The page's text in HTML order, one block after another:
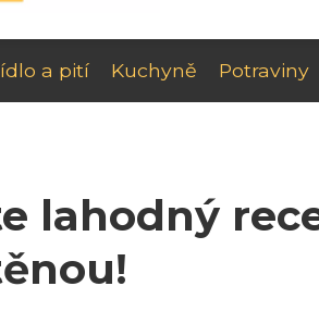
a pití Kuchyně Potraviny
lahodný